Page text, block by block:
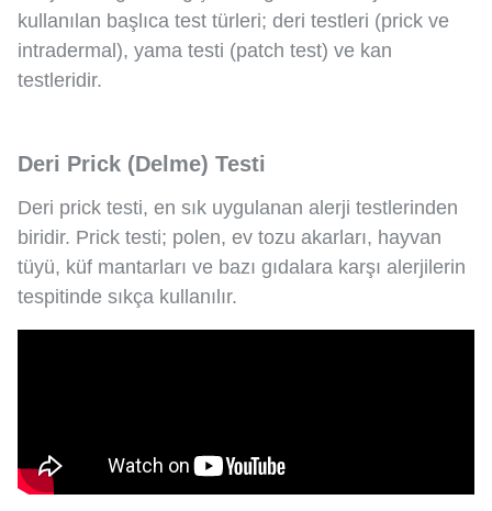
kullanılan başlıca test türleri; deri testleri (prick ve
intradermal), yama testi (patch test) ve kan
testleridir.
Deri Prick (Delme) Testi
Deri prick testi, en sık uygulanan alerji testlerinden
biridir. Prick testi; polen, ev tozu akarları, hayvan
tüyü, küf mantarları ve bazı gıdalara karşı alerjilerin
tespitinde sıkça kullanılır.